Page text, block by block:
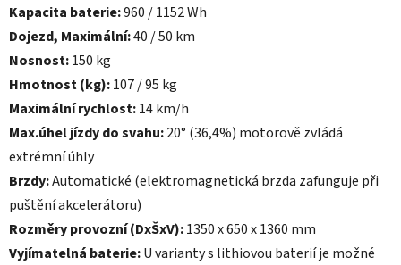
Kapacita baterie:960 / 1152 Wh
Dojezd, Maximální:40 / 50 km
Nosnost:150 kg
Hmotnost (kg):107 / 95 kg
Maximální rychlost:14 km/h
Max.úhel jízdy do svahu:20° (36,4%) motorově zvládá
extrémní úhly
Brzdy:Automatické (elektromagnetická brzda zafunguje při
puštění akcelerátoru)
Rozměry provozní (DxŠxV):1350 x 650 x 1360 mm
Vyjímatelná baterie:U varianty s lithiovou baterií je možné